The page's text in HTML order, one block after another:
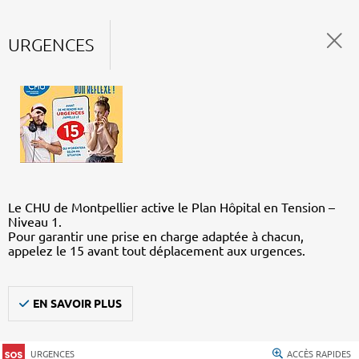
URGENCES
Le CHU de Montpellier active le Plan Hôpital en Tension –
Niveau 1.
Pour garantir une prise en charge adaptée à chacun,
appelez le 15 avant tout déplacement aux urgences.
EN SAVOIR PLUS
URGENCES ACCÈS RAPIDES